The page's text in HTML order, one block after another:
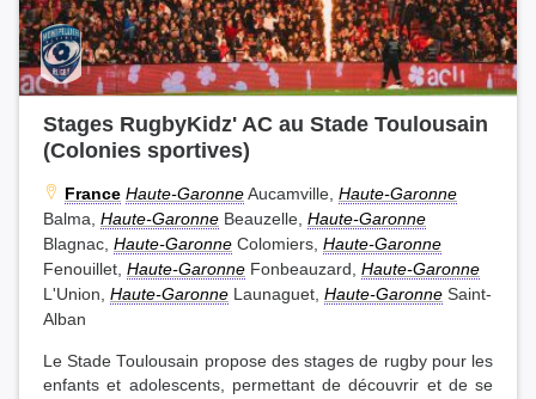
Stages RugbyKidz' AC au Stade Toulousain
(Colonies sportives)
France Haute-GaronneAucamville, Haute-Garonne
Balma, Haute-Garonne Beauzelle, Haute-Garonne
Blagnac, Haute-Garonne Colomiers, Haute-Garonne
Fenouillet, Haute-Garonne Fonbeauzard, Haute-Garonne
L'Union, Haute-Garonne Launaguet, Haute-Garonne Saint-
Alban
Le Stade Toulousain propose des stages de rugby pour les
enfants et adolescents, permettant de découvrir et de se